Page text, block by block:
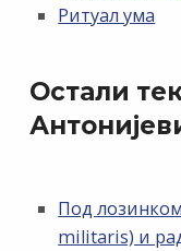
Ритуал ума
Остали
Под
militaris) и